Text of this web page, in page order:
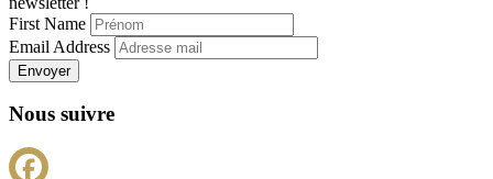
First Name
Email Address
Envoyer
Nous suivre